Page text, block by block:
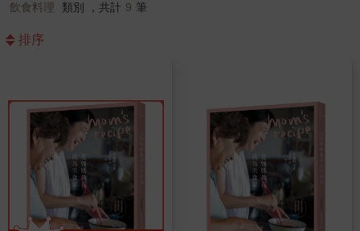
飲食料理 類別 ，共計 9 筆
排序